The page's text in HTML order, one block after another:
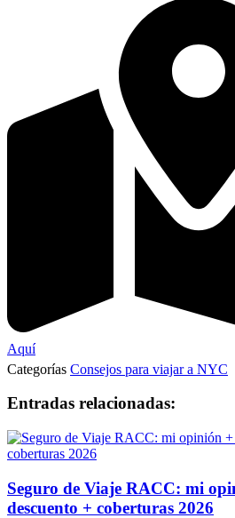
Aquí
Categorías Consejos para viajar a NYC
Entradas relacionadas:
Seguro de Viaje RACC: mi
descuento + coberturas 2026